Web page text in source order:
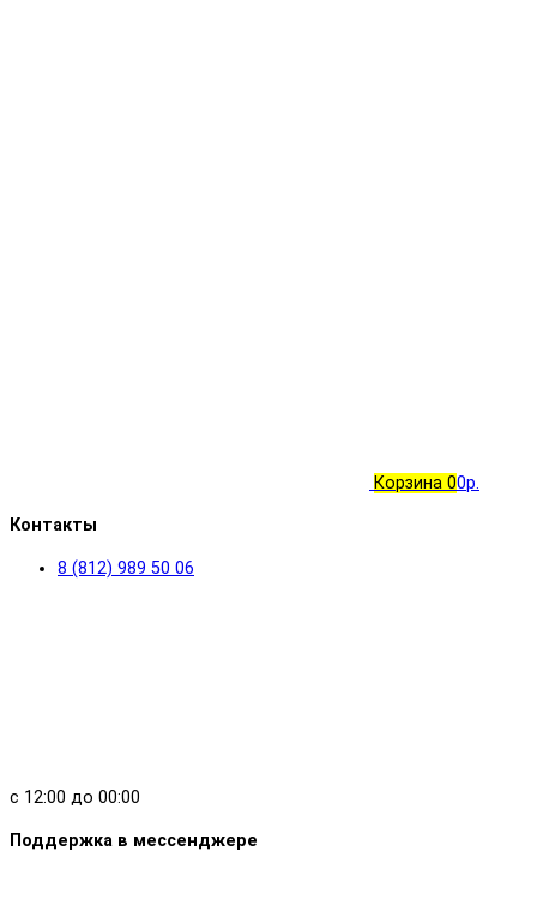
Корзина 00р.
Контакты
8 (812) 989 50 06
с 12:00 до 00:00
Поддержка в мессенджере